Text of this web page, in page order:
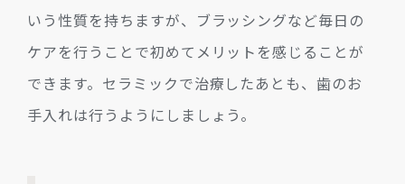
いう性質を持ちますが、ブラッシングなど毎日の
ケアを行うことで初めてメリットを感じることが
できます。セラミックで治療したあとも、歯のお
手入れは行うようにしましょう。